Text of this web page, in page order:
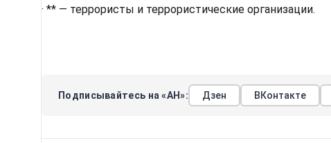
· ** — террористы и террористические организации.
Подписывайтесь на «АН»: Дзен ВКонтакте